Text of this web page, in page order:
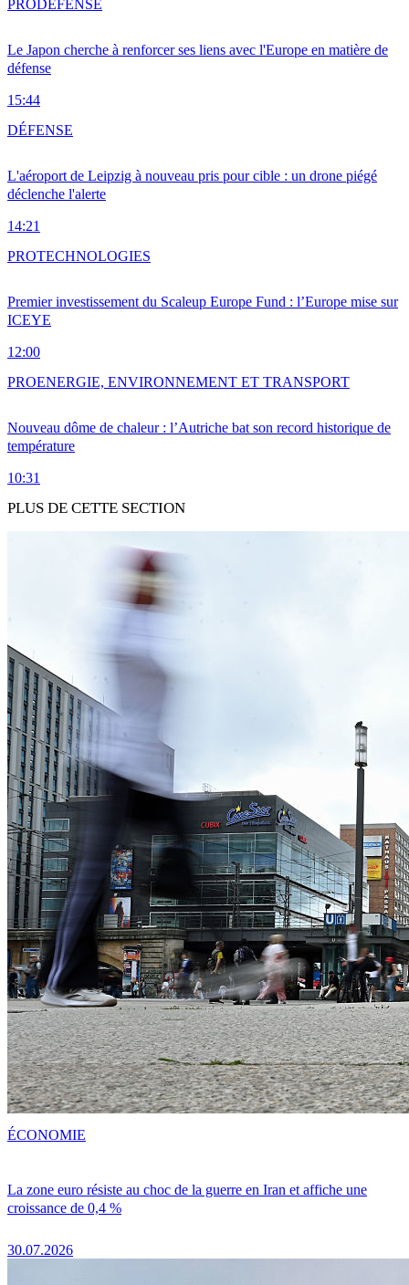
Le Japon cherche à renforcer ses liens avec l'Europe en matière de
défense
15:44
PRODÉFENSE
L'aéroport de Leipzig à nouveau pris pour cible : un drone piégé
déclenche l'alerte
14:21
DÉFENSE
Premier investissement du Scaleup Europe Fund : l’Europe mise sur
ICEYE
12:00
PROTECHNOLOGIES
Nouveau dôme de chaleur : l’Autriche bat son record historique de
température
10:31
PROENERGIE, ENVIRONNEMENT ET TRANSPORT
PLUS DE CETTE SECTION
La zone euro résiste au choc de la guerre en Iran et affiche une
croissance de 0,4 %
30.07.2026
ÉCONOMIE